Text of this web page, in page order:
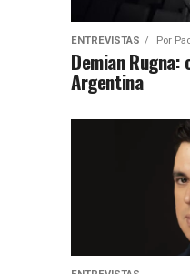
ENTREVISTAS Por
Demian
Argentina